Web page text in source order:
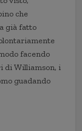
che
già fatto
facendo
di Williamson, i
guadando